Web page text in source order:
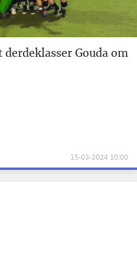
Gouda om
15-03-2024 10:00